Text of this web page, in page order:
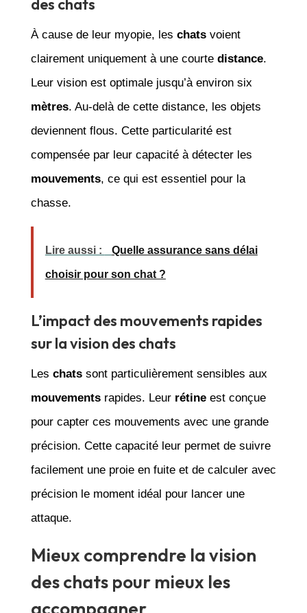
des chats
À cause de leur myopie, les chatsvoient
clairement uniquement à une courte distance.
Leur vision est optimale jusqu’à environ six
mètres. Au-delà de cette distance, les objets
deviennent flous. Cette particularité est
compensée par leur capacité à détecter les
mouvements, ce qui est essentiel pour la
chasse.
Lire aussi : Quelle assurance sans délai
choisir pour son chat ?
L’impact des mouvements rapides
sur la vision des chats
Les chatssont particulièrement sensibles aux
mouvementsrapides. Leur rétineest conçue
pour capter ces mouvements avec une grande
précision. Cette capacité leur permet de suivre
facilement une proie en fuite et de calculer avec
précision le moment idéal pour lancer une
attaque.
Mieux comprendre la vision
des chats pour mieux les
accompagner